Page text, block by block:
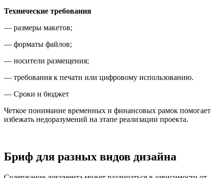
Технические требования
— размеры макетов;
— форматы файлов;
— носители размещения;
— требования к печати или цифровому использованию.
— Сроки и бюджет
Четкое понимание временных и финансовых рамок помогает
избежать недоразумений на этапе реализации проекта.
Бриф для разных видов дизайна